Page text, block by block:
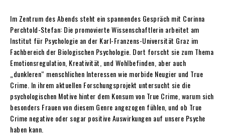
Im Zentrum des Abends steht ein spannendes Gespräch mit Corinna
Perchtold-Stefan: Die promovierte Wissenschaftlerin arbeitet am
Institut für Psychologie an der Karl-Franzens-Universität Graz im
Fachbereich der Biologischen Psychologie. Dort forscht sie zum Thema
Emotionsregulation, Kreativität, und Wohlbefinden, aber auch
„dunkleren“ menschlichen Interessen wie morbide Neugier und True
Crime. In ihrem aktuellen Forschungsprojekt untersucht sie die
psychologischen Motive hinter dem Konsum von True Crime, warum sich
besonders Frauen von diesem Genre angezogen fühlen, und ob True
Crime negative oder sogar positive Auswirkungen auf unsere Psyche
haben kann.